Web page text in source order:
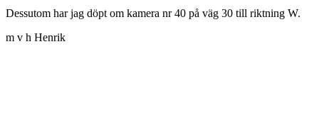
Dessutom har jag döpt om kamera nr 40 på väg 30 till riktning W.
m v h Henrik